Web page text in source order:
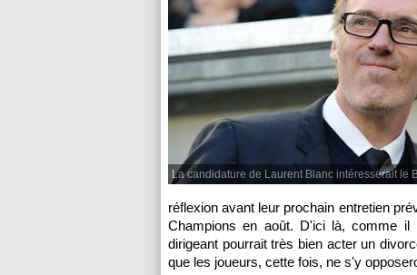
La candidature de Laurent Blanc intéresserait le
réflexion avant leur prochain entretien
Champions en août. D'ici là, comme il
dirigeant pourrait très bien acter un
que les joueurs, cette fois, ne s'y